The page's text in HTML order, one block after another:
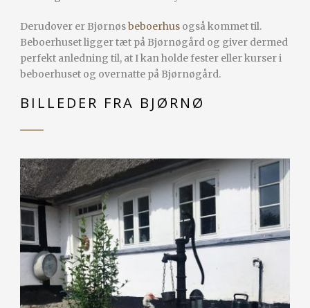
Derudover er Bjørnøsbeboerhus også kommet til.
Beboerhuset ligger tæt på Bjørnøgård og giver dermed
perfekt anledning til, at I kan holde fester eller kurser i
beboerhuset og overnatte på Bjørnøgård.
BILLEDER FRA BJØRNØ